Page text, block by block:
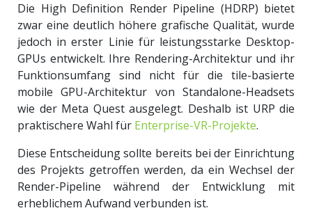
Die High Definition Render Pipeline (HDRP) bietet
zwar eine deutlich höhere grafische Qualität, wurde
jedoch in erster Linie für leistungsstarke Desktop-
GPUs entwickelt. Ihre Rendering-Architektur und ihr
Funktionsumfang sind nicht für die tile-basierte
mobile GPU-Architektur von Standalone-Headsets
wie der Meta Quest ausgelegt. Deshalb ist URP die
praktischere Wahl für Enterprise-VR-Projekte.
Diese Entscheidung sollte bereits bei der Einrichtung
des Projekts getroffen werden, da ein Wechsel der
Render-Pipeline während der Entwicklung mit
erheblichem Aufwand verbunden ist.